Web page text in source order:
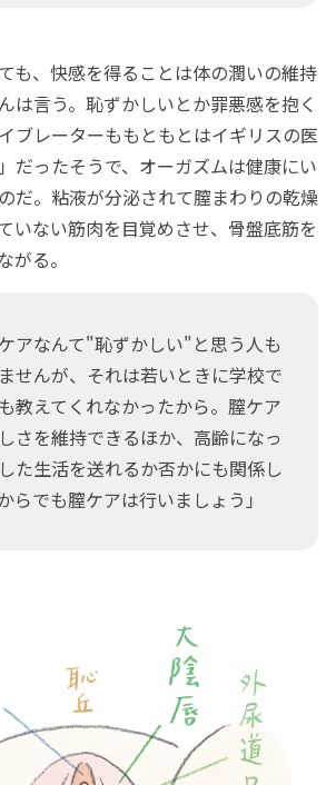
も、快感を得ることは体の潤いの維持
は言う。恥ずかしいとか罪悪感を抱く
ブレーターももともとはイギリスの医
だったそうで、オーガズムは健康にい
だ。粘液が分泌されて膣まわりの乾燥
いない筋肉を目覚めさせ、骨盤底筋を
がる。
アなんて"恥ずかしい"と思う人も
せんが、それは若いときに学校で
教えてくれなかったから。膣ケア
さを維持できるほか、高齢になっ
た生活を送れるか否かにも関係し
らでも膣ケアは行いましょう」